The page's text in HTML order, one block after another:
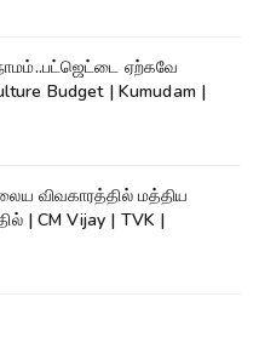
ஏற்கவே
Budget | Kumudam |
விவகாரத்தில் மத்திய
| CM Vijay | TVK |